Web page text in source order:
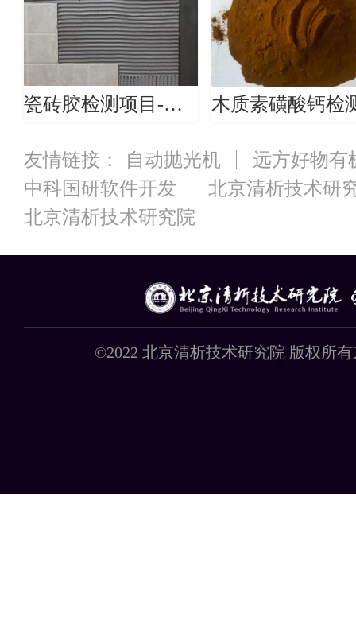
瓷砖胶检测项目-瓷砖胶检测机构
友情链接： 自动抛光机
远方好物有
中科国研软件开发
北京清析技术研
北京清析技术研究院
©2022 北京清析技术研究院 版权所有